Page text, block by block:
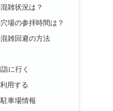
雑状況は？
場の参拝時間は？
雑回避の方法
に行く
用する
車場情報